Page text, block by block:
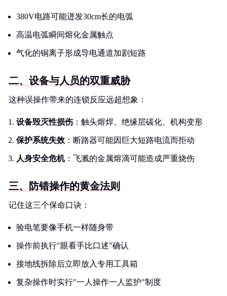
380V电路可能迸发30cm长的电弧
高温电弧瞬间熔化金属触点
气化的铜离子形成导电通道加剧短路
二、设备与人员的双重威胁
这种误操作带来的连锁反应远超想象：
设备毁灭性损伤：触头熔焊、绝缘层碳化、机构变形
保护系统失效 ：断路器可能因巨大短路电流而拒动
人身安全危机：飞溅的金属熔滴可能造成严重烧伤
三、防错操作的黄金法则
记住这三个保命口诀：
验电笔要像手机一样随身带
操作前执行"眼看手比口述"确认
接地线拆除后立即放入专用工具箱
复杂操作时实行"一人操作一人监护"制度